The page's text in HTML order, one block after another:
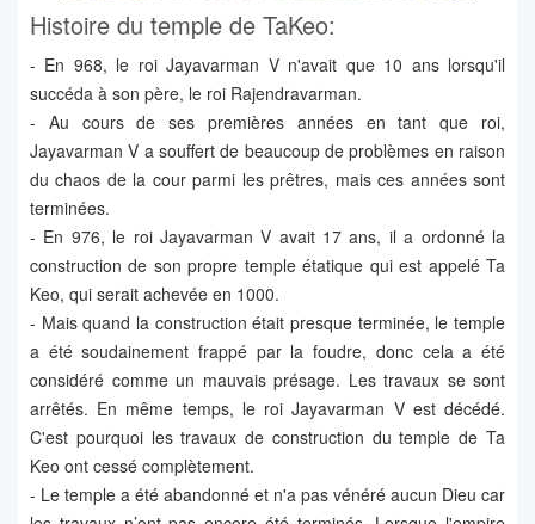
Histoire du temple de TaKeo:
- En 968, le roi Jayavarman V n'avait que 10 ans lorsqu'il
succéda à son père, le roi Rajendravarman.
- Au cours de ses premières années en tant que roi,
Jayavarman V a souffert de beaucoup de problèmes en raison
du chaos de la cour parmi les prêtres, mais ces années sont
terminées.
- En 976, le roi Jayavarman V avait 17 ans, il a ordonné la
construction de son propre temple étatique qui est appelé Ta
Keo, qui serait achevée en 1000.
- Mais quand la construction était presque terminée, le temple
a été soudainement frappé par la foudre, donc cela a été
considéré comme un mauvais présage. Les travaux se sont
arrêtés. En même temps, le roi Jayavarman V est décédé.
C'est pourquoi les travaux de construction du temple de Ta
Keo ont cessé complètement.
- Le temple a été abandonné et n'a pas vénéré aucun Dieu car